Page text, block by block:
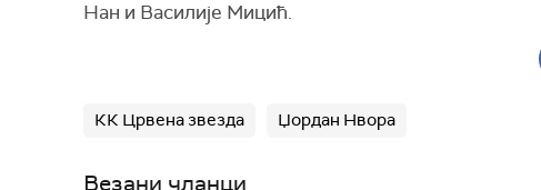
Нан и Василије Мицић.
КК Црвена звезда Џордан Нвора
Везани чланци